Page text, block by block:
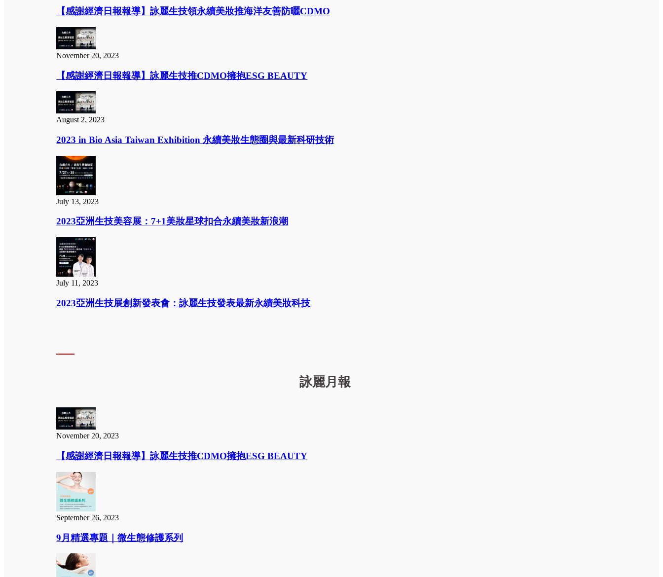
【感謝經濟日報報導】詠麗生技領永續美妝推海洋友善防曬CDMO
November 20, 2023
【感謝經濟日報報導】詠麗生技推CDMO擁抱ESG BEAUTY
August 2, 2023
2023 in Bio Asia Taiwan Exhibition 永續美妝生態圈與最新科研技術
July 13, 2023
2023亞洲生技美容展：7+1美妝星球扣合永續美妝新浪潮
July 11, 2023
2023亞洲生技展創新發表會：詠麗生技發表最新永續美妝科技
詠麗月報
November 20, 2023
【感謝經濟日報報導】詠麗生技推CDMO擁抱ESG BEAUTY
September 26, 2023
9月精選專題｜微生態修護系列